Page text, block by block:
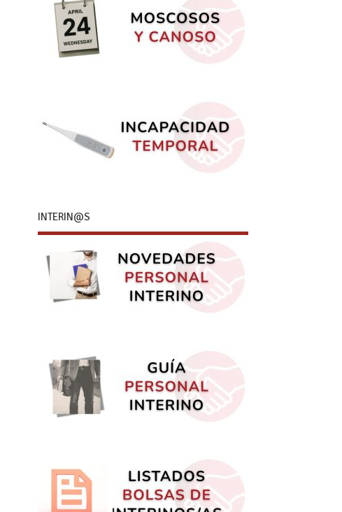
INTERIN@S